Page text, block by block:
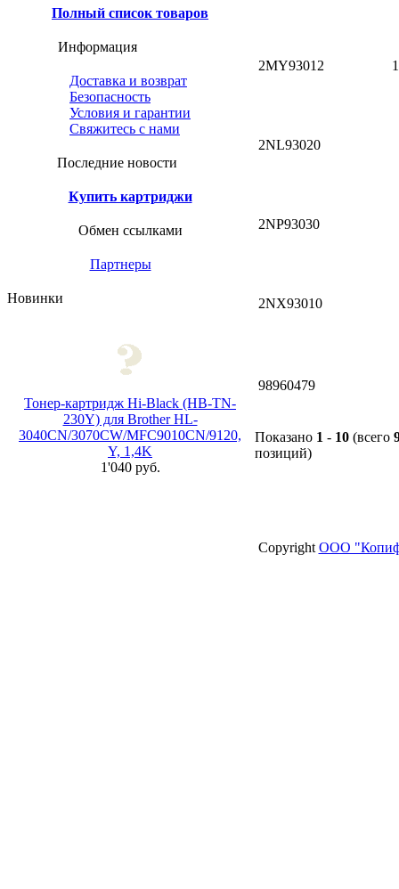
Полный список товаров
Информация
Доставка и возврат
Безопасность
Условия и гарантии
Свяжитесь с нами
Последние новости
Купить картриджи
Обмен ссылками
Партнеры
Новинки
Тонер-картридж Hi-Black (HB-TN-
230Y) для Brother HL-
3040CN/3070CW/MFC9010CN/9120,
Y, 1,4K
1'040 руб.
2MY93012
2NL93020
2NP93030
2NX93010
98960479
Показано 1 - 10 (всего
позиций)
Copyright ООО